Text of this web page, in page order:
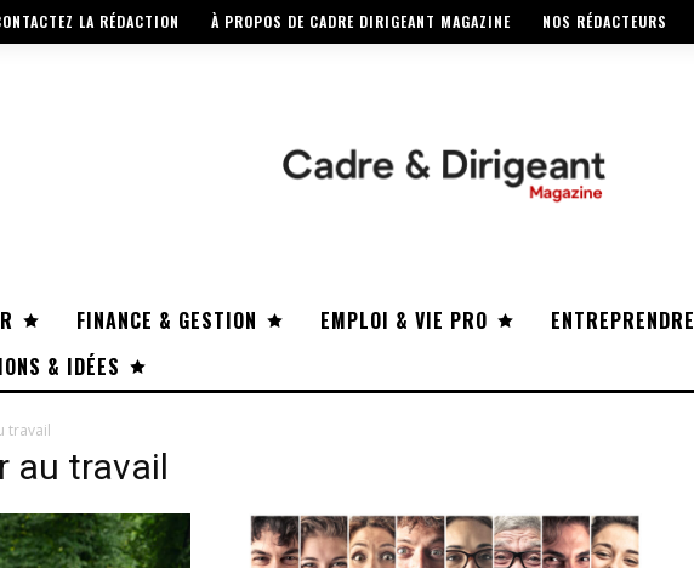
LA RÉDACTION À PROPOS DE CADRE DIRIGEANT MAGAZINE NOS RÉDACTEURS
FINANCE & GESTION EMPLOI & VIE PRO ENTREPRENDRE
& IDÉES
travail
au travail